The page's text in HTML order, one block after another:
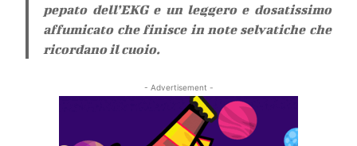
pepato dell’EKG e un leggero e dosatissimo
affumicato che finisce in note selvatiche che
ricordano il cuoio.
- Advertisement -